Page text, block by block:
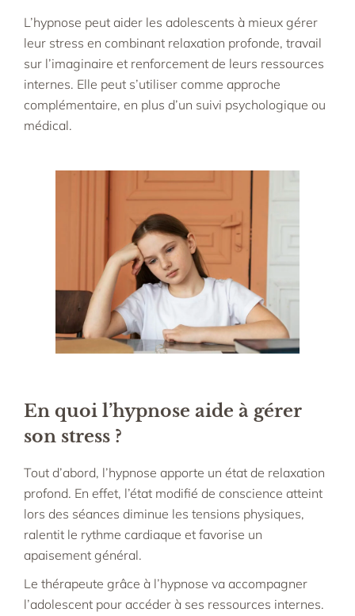
L’hypnose peut aider les adolescents à mieux gérer
leur stress en combinant relaxation profonde, travail
sur l’imaginaire et renforcement de leurs ressources
internes. Elle peut s’utiliser comme approche
complémentaire, en plus d’un suivi psychologique ou
médical.​
En quoi l’hypnose aide à gérer
son stress ?
Tout d’abord, l’hypnose apporte un état de relaxation
profond. En effet, l’état modifié de conscience atteint
lors des séances diminue les tensions physiques,
ralentit le rythme cardiaque et favorise un
apaisement général.​
Le thérapeute grâce à l’hypnose va accompagner
l’adolescent pour accéder à ses ressources internes.